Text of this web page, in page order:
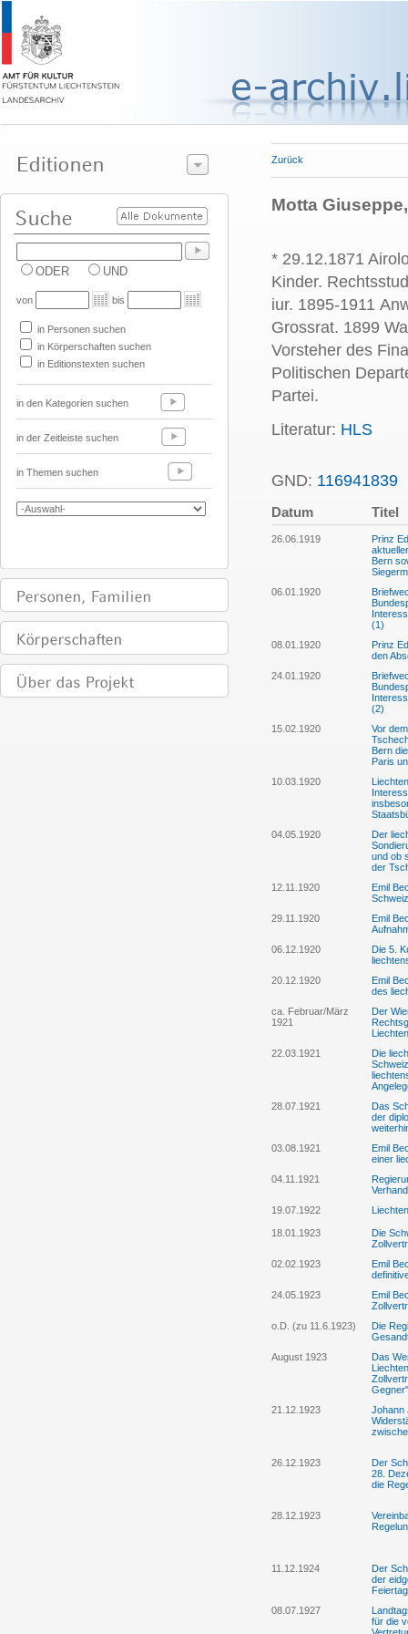
ODER UND
von bis
in Personen suchen
in Körperschaften suchen
in Editionstexten suchen
in den Kategorien suchen
in der Zeitleiste suchen
in Themen suchen
Zurück
Motta
* 29.12.1871
Kinder.
iur. 1895-1911
Grossrat. 1899
Vorsteher des
Politischen
Partei.
Literatur: HLS
GND: 116941839
Datum Titel
26.06.1919
Prinz
Bern
06.01.1920
(1)
08.01.1920
Prinz
den
24.01.1920
(2)
15.02.1920
Vor
Bern
Paris
10.03.1920
04.05.1920
Der
und ob
der
12.11.1920
Emil
29.11.1920
Emil
06.12.1920
Die 5.
20.12.1920
Emil
des
ca. Februar/März
1921
Der
22.03.1921
Die
28.07.1921
Das
der
03.08.1921
Emil
einer
04.11.1921
19.07.1922
18.01.1923
Die
02.02.1923
Emil
24.05.1923
Emil
o.D. (zu 11.6.1923)
Die
August 1923
Das
21.12.1923
Johann
26.12.1923
Der
28.
die
28.12.1923
11.12.1924
Der
der
08.07.1927
für die